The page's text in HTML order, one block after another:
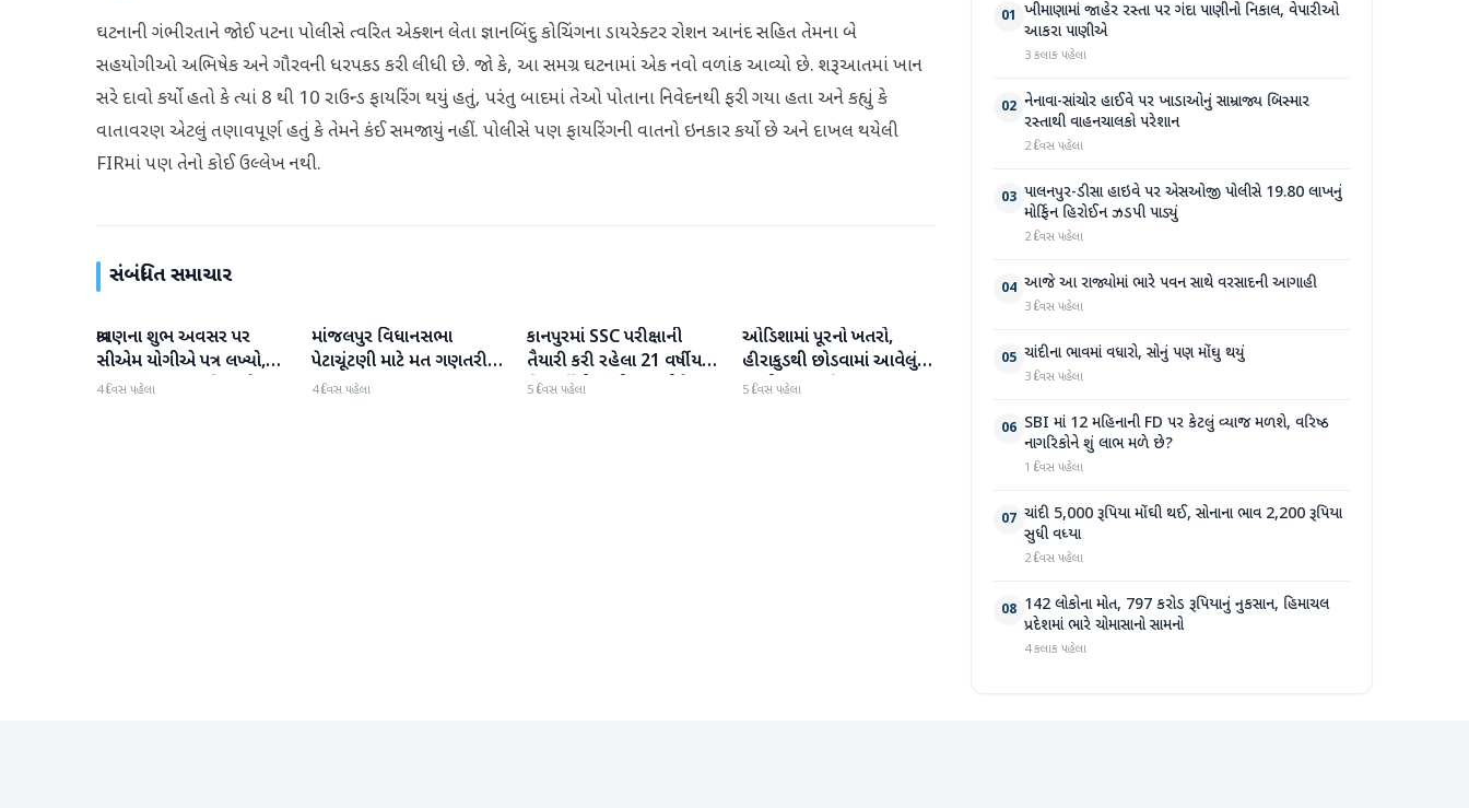
ઘટનાની ગંભીરતાને જોઈ પટના પોલીસે ત્વરિત એક્શન લેતા જ્ઞાનબિંદુ કોચિંગના ડાયરેક્ટર રોશન આનંદ સહિત તેમના બે
સહયોગીઓ અભિષેક અને ગૌરવની ધરપકડ કરી લીધી છે. જો કે, આ સમગ્ર ઘટનામાં એક નવો વળાંક આવ્યો છે. શરૂઆતમાં ખાન
સરે દાવો કર્યો હતો કે ત્યાં 8 થી 10 રાઉન્ડ ફાયરિંગ થયું હતું, પરંતુ બાદમાં તેઓ પોતાના નિવેદનથી ફરી ગયા હતા અને કહ્યું કે
વાતાવરણ એટલું તણાવપૂર્ણ હતું કે તેમને કંઈ સમજાયું નહીં. પોલીસે પણ ફાયરિંગની વાતનો ઇનકાર કર્યો છે અને દાખલ થયેલી
FIRમાં પણ તેનો કોઈ ઉલ્લેખ નથી.
સંબંધિત સમાચાર
રાષ્ટ્રીય
શ્રાવણના શુભ અવસર પર
સીએમ યોગીએ પત્ર લખ્યો,
જળ સંરક્ષણ, પ્રકૃતિ અને
4 દિવસ પહેલા
રાષ્ટ્રીય
માંજલપુર વિધાનસભા
પેટાચૂંટણી માટે મત ગણતરી
શરૂ
4 દિવસ પહેલા
રાષ્ટ્રીય
કાનપુરમાં SSC પરીક્ષાની
તૈયારી કરી રહેલા 21 વર્ષીય
વિદ્યાર્થીએ ફાંસી લગાવીને
5 દિવસ પહેલા
રાષ્ટ્રીય
ઓડિશામાં પૂરનો ખતરો,
હીરાકુડથી છોડવામાં આવેલું
પાણી કટક પહોંચ્યું; 10
5 દિવસ પહેલા
01 ખીમાણામાં જાહેર રસ્તા પર ગંદા પાણીનો નિકાલ, વેપારીઓ
આકરા પાણીએ
3 કલાક પહેલા
02 નેનાવા-સાંચોર હાઈવે પર ખાડાઓનું સામ્રાજ્ય બિસ્માર
રસ્તાથી વાહનચાલકો પરેશાન
2 દિવસ પહેલા
03 પાલનપુર-ડીસા હાઇવે પર એસઓજી પોલીસે 19.80 લાખનું
મોર્ફિન હિરોઈન ઝડપી પાડ્યું
2 દિવસ પહેલા
04 આજે આ રાજ્યોમાં ભારે પવન સાથે વરસાદની આગાહી
3 દિવસ પહેલા
05 ચાંદીના ભાવમાં વધારો, સોનું પણ મોંઘુ થયું
3 દિવસ પહેલા
06 SBI માં 12 મહિનાની FD પર કેટલું વ્યાજ મળશે, વરિષ્ઠ
નાગરિકોને શું લાભ મળે છે?
1 દિવસ પહેલા
07 ચાંદી 5,000 રૂપિયા મોંઘી થઈ, સોનાના ભાવ 2,200 રૂપિયા
સુધી વધ્યા
2 દિવસ પહેલા
08 142 લોકોના મોત, 797 કરોડ રૂપિયાનું નુકસાન, હિમાચલ
પ્રદેશમાં ભારે ચોમાસાનો સામનો
4 કલાક પહેલા